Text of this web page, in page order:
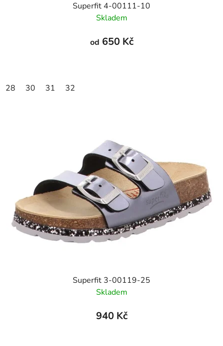
Superfit 4-00111-10
Skladem
od 650 Kč
28 30 31 32
Superfit 3-00119-25
Skladem
940 Kč